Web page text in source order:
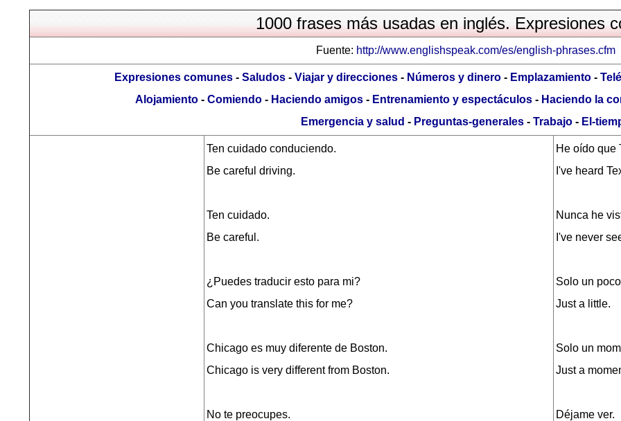
1000 frases más usadas en inglés. Expresiones
Fuente: http://www.englishspeak.com/es/english-phrases.cfm
Expresiones comunes- Saludos- Viajar y direcciones- Números y dinero- Emplazamiento-
Alojamiento - Comiendo - Haciendo amigos - Entrenamiento y espectáculos - Haciendo la
Emergencia y salud - Preguntas-generales- Trabajo- El-
Ten cuidado conduciendo.
Be careful driving.
Ten cuidado.
Be careful.
¿Puedes traducir esto para mi?
Can you translate this for me?
Chicago es muy diferente de Boston.
Chicago is very different from Boston.
No te preocupes.
He oído que
I've heard
Nunca he
I've never
Solo un
Just a little.
Solo un
Just a
Déjame ver.